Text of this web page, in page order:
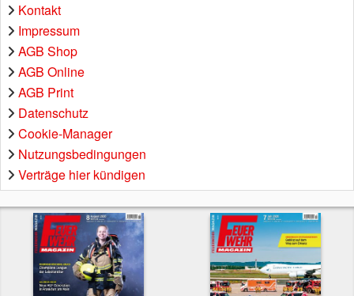
Kontakt
Impressum
AGB Shop
AGB Online
AGB Print
Datenschutz
Cookie-Manager
Nutzungsbedingungen
Verträge hier kündigen